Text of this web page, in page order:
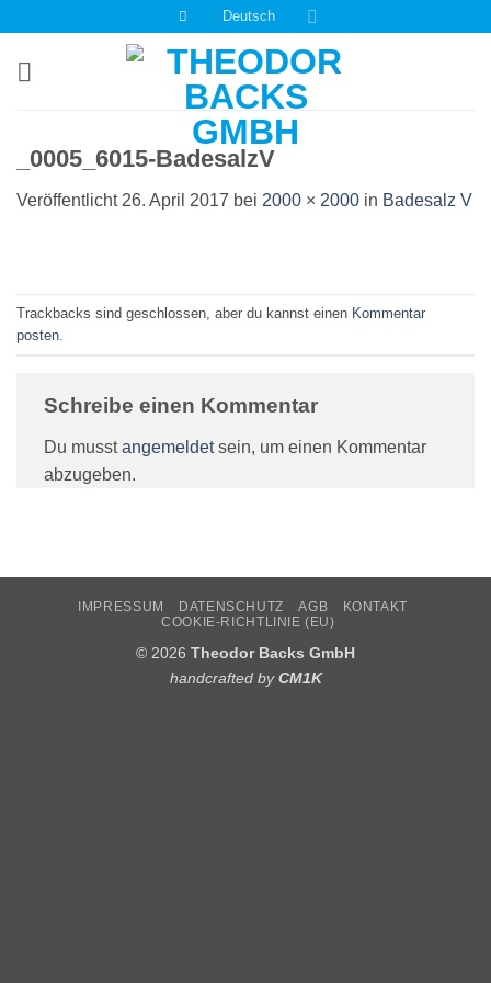
springen
Deutsch
_0005_6015-BadesalzV
Veröffentlicht 26. April 2017 bei 2000 × 2000 in Badesalz V
Trackbacks sind geschlossen, aber du kannst einen Kommentar
posten
Schreibe einen Kommentar
Du musstangemeldetsein, um einen Kommentar
abzugeben.
IMPRESSUM DATENSCHUTZ AGB
KONTAKT
COOKIE-RICHTLINIE (EU)
© 2026 Theodor Backs GmbH
handcrafted byCM1K